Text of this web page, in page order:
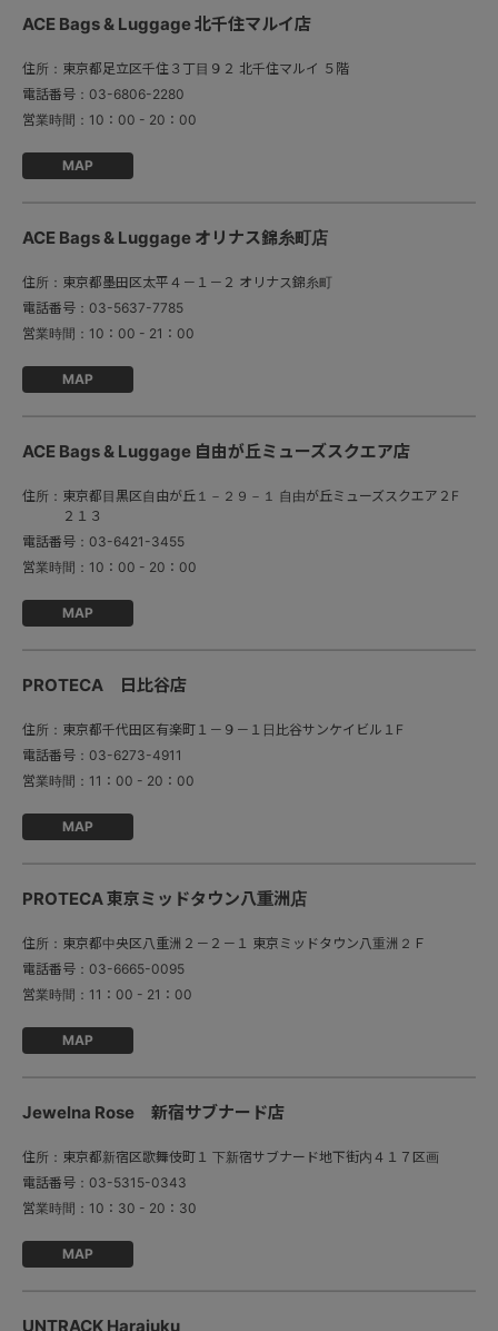
ACE Bags & Luggage 北千住マルイ店
住所： 東京都足立区千住３丁目９２ 北千住マルイ ５階
電話番号： 03-6806-2280
営業時間： 10：00 - 20：00
MAP
ACE Bags & Luggage オリナス錦糸町店
住所： 東京都墨田区太平４－１－２ オリナス錦糸町
電話番号： 03-5637-7785
営業時間： 10：00 - 21：00
MAP
ACE Bags & Luggage 自由が丘ミューズスクエア店
住所： 東京都目黒区自由が丘１－２９－１ 自由が丘ミューズスクエア２F
２１３
電話番号： 03-6421-3455
営業時間： 10：00 - 20：00
MAP
PROTECA 日比谷店
住所： 東京都千代田区有楽町１－９－１日比谷サンケイビル１F
電話番号： 03-6273-4911
営業時間： 11：00 - 20：00
MAP
PROTECA 東京ミッドタウン八重洲店
住所： 東京都中央区八重洲２－２－１ 東京ミッドタウン八重洲２Ｆ
電話番号： 03-6665-0095
営業時間： 11：00 - 21：00
MAP
Jewelna Rose 新宿サブナード店
住所： 東京都新宿区歌舞伎町１ 下新宿サブナード地下街内４１７区画
電話番号： 03-5315-0343
営業時間： 10：30 - 20：30
MAP
UNTRACK Harajuku